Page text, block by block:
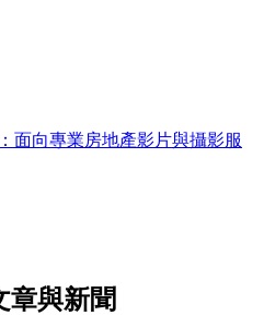
面向專業房地產影片與攝影服
章與新聞